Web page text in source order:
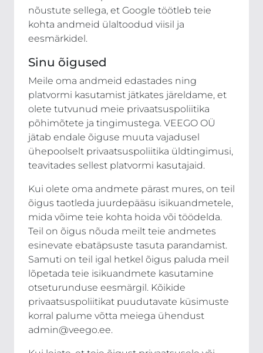
nõustute sellega, et Google töötleb teie
kohta andmeid ülaltoodud viisil ja
eesmärkidel.
Sinu õigused
Meile oma andmeid edastades ning
platvormi kasutamist jätkates järeldame, et
olete tutvunud meie privaatsuspoliitika
põhimõtete ja tingimustega. VEEGO OÜ
jätab endale õiguse muuta vajadusel
ühepoolselt privaatsuspoliitika üldtingimusi,
teavitades sellest platvormi kasutajaid.
Kui olete oma andmete pärast mures, on teil
õigus taotleda juurdepääsu isikuandmetele,
mida võime teie kohta hoida või töödelda.
Teil on õigus nõuda meilt teie andmetes
esinevate ebatäpsuste tasuta parandamist.
Samuti on teil igal hetkel õigus paluda meil
lõpetada teie isikuandmete kasutamine
otseturunduse eesmärgil. Kõikide
privaatsuspoliitikat puudutavate küsimuste
korral palume võtta meiega ühendust
admin@veego.ee.